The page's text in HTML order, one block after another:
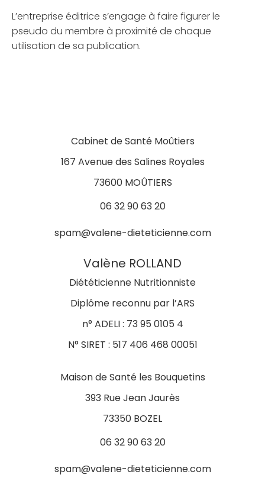
L’entreprise éditrice s’engage à faire figurer le
pseudo du membre à proximité de chaque
utilisation de sa publication.
Cabinet de Santé Moûtiers
167 Avenue des Salines Royales
73600 MOÛTIERS
06 32 90 63 20
spam@valene-dieteticienne.com
Valène ROLLAND
Diététicienne Nutritionniste
Diplôme reconnu par l’ARS
n° ADELI : 73 95 0105 4
N° SIRET : 517 406 468 00051
Maison de Santé les Bouquetins
393 Rue Jean Jaurès
73350 BOZEL
06 32 90 63 20
spam@valene-dieteticienne.com